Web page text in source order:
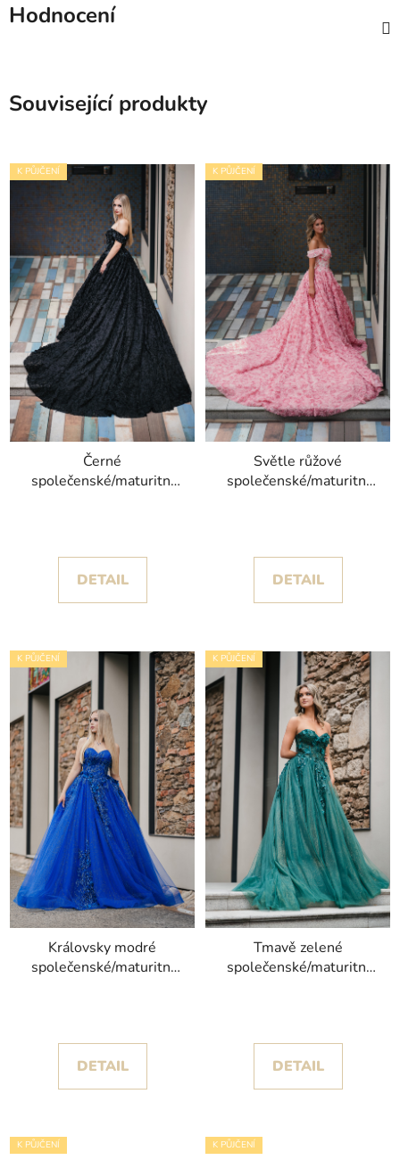
Hodnocení
Související produkty
K PŮJČENÍ
Černé
společenské/maturitní
DETAIL
K PŮJČENÍ
Světle růžové
společenské/maturitní
DETAIL
K PŮJČENÍ
Královsky modré
společenské/maturitní
DETAIL
K PŮJČENÍ
Tmavě zelené
společenské/maturitní
DETAIL
K PŮJČENÍ K PŮJČENÍ